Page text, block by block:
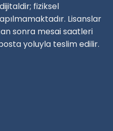
fiziksel
Lisanslar
sonra mesai saatleri
yoluyla teslim edilir.